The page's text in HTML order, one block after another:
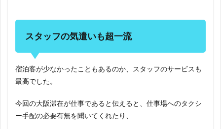
スタッフの気遣いも超一流
宿泊客が少なかったこともあるのか、スタッフのサービスも
最高でした。
今回の大阪滞在が仕事であると伝えると、仕事場へのタクシ
ー手配の必要有無を聞いてくれたり、